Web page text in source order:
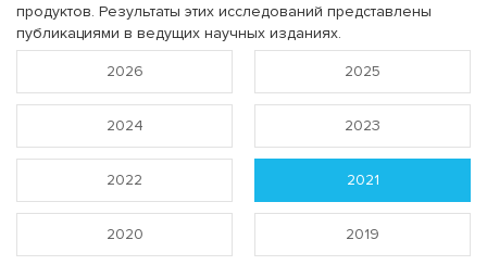
продуктов. Результаты этих исследований представлены
публикациями в ведущих научных изданиях.
2026 2025
2024 2023
2022 2021
2020 2019